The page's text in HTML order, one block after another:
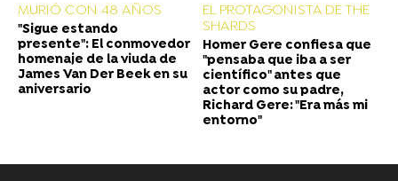
MURIÓ CON 48 AÑOS
"Sigue estando
presente": El conmovedor
homenaje de la viuda de
James Van Der Beek en su
aniversario
EL PROTAGONISTA DE THE
SHARDS
Homer Gere confiesa que
"pensaba que iba a ser
científico" antes que
actor como su padre,
Richard Gere: "Era más mi
entorno"